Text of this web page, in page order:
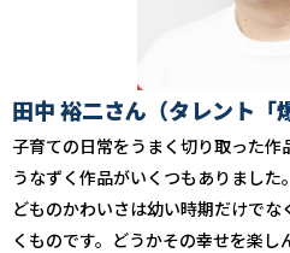
田中 裕二さん（タレント「
子育ての日常をうまく切り取った作
うなずく作品がいくつもありまし
どものかわいさは幼い時期だけで
くものです。どうかその幸せを楽し